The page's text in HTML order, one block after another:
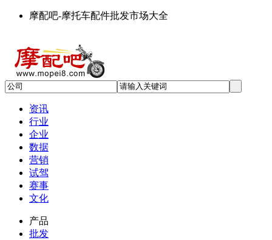
摩配吧-摩托车配件批发市场大全
资讯
行业
企业
数据
营销
试驾
赛事
文化
产品
批发